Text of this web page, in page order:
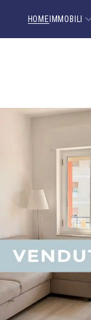
HOME IMMOBILI